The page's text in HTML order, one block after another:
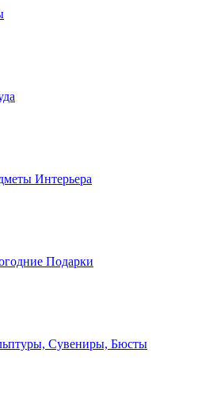
Интерьера
Подарки
Сувениры, Бюсты